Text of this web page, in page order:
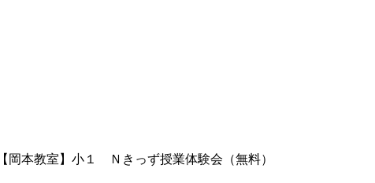
【岡本教室】小１ Ｎきっず授業体験会（無料）